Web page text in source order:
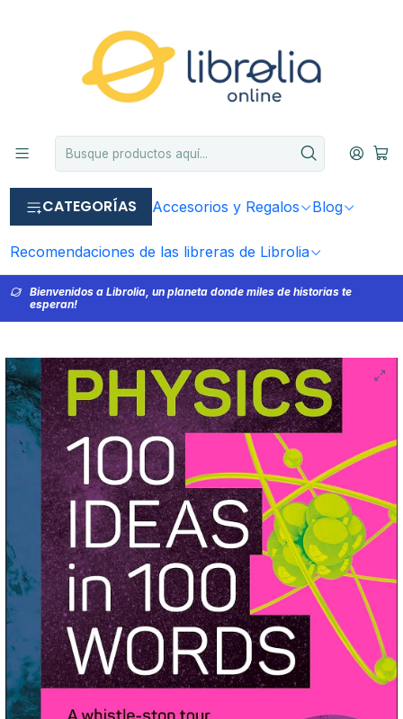
CATEGORÍAS Accesorios y Regalos Blog
Recomendaciones de las libreras de Librolia
Bienvenidos a Librolia, un planeta donde miles de historias te
esperan!